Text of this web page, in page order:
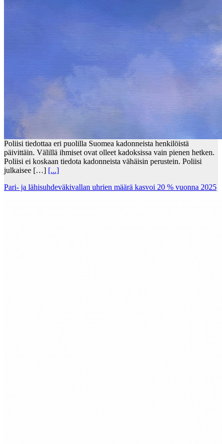
Poliisi tiedottaa eri puolilla Suomea kadonneista henkilöistä
päivittäin. Välillä ihmiset ovat olleet kadoksissa vain pienen hetken.
Poliisi ei koskaan tiedota kadonneista vähäisin perustein. Poliisi
julkaisee […] [...]
Pari- ja lähisuhdeväkivallan uhrien määrä kasvoi 20 % vuonna 2025